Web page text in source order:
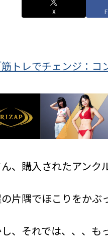
X
トレでチェンジ：コ
、購入されたアンク
片隅でほこりをかぶ
、それでは、、、も